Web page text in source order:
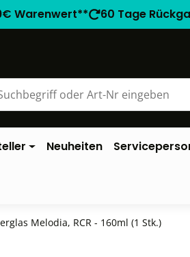
Warenwert** 60 Tage
Neuheiten
Melodia, RCR - 160ml (1 Stk.)